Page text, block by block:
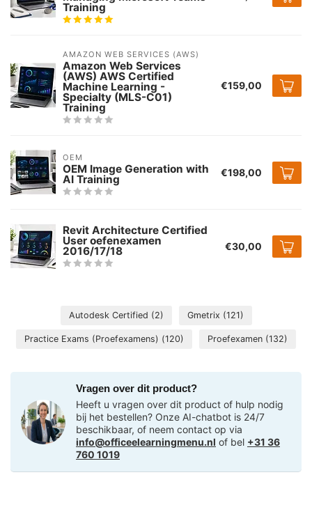
Training
AMAZON WEB SERVICES (AWS)
Amazon Web Services
(AWS) AWS Certified
Machine Learning -
Specialty (MLS-C01)
Training
€159,00
OEM
OEM Image Generation with
AI Training €198,00
Revit Architecture Certified
User oefenexamen
2016/17/18 €30,00
Autodesk Certified (2) Gmetrix (121)
Practice Exams (Proefexamens) (120) Proefexamen (132)
Vragen over dit product?
Heeft u vragen over dit product of hulp nodig
bij het bestellen? Onze AI-chatbot is 24/7
beschikbaar, of neem contact op via
info@officeelearningmenu.nl of bel +31 36
760 1019